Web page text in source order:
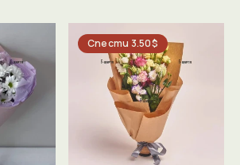
Спести 3.50$